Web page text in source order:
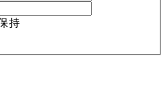
持